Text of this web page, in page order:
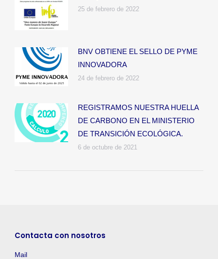
25 de febrero de 2022
BNV OBTIENE EL SELLO DE PYME
INNOVADORA
24 de febrero de 2022
REGISTRAMOS NUESTRA HUELLA
DE CARBONO EN EL MINISTERIO
DE TRANSICIÓN ECOLÓGICA.
6 de octubre de 2021
Contacta con nosotros
Mail